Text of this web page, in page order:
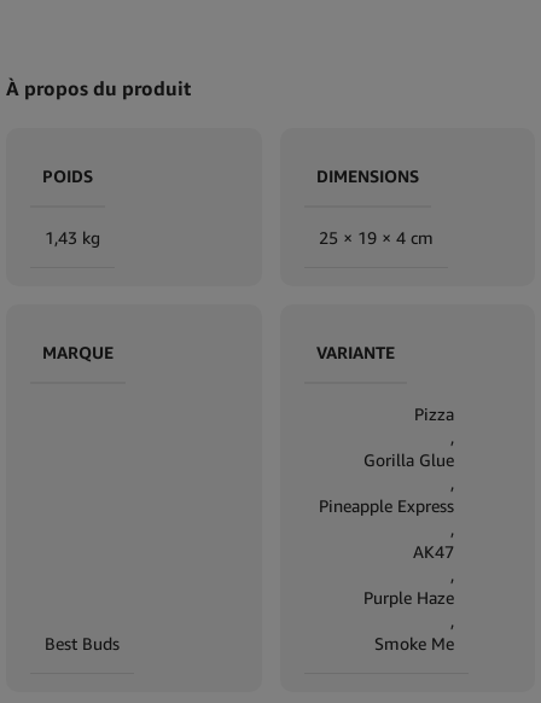
À propos du produit
POIDS
1,43 kg
DIMENSIONS
25 × 19 × 4 cm
MARQUE
Best Buds
VARIANTE
Pizza
,
Gorilla Glue
,
Pineapple Express
,
AK47
,
Purple Haze
,
Smoke Me